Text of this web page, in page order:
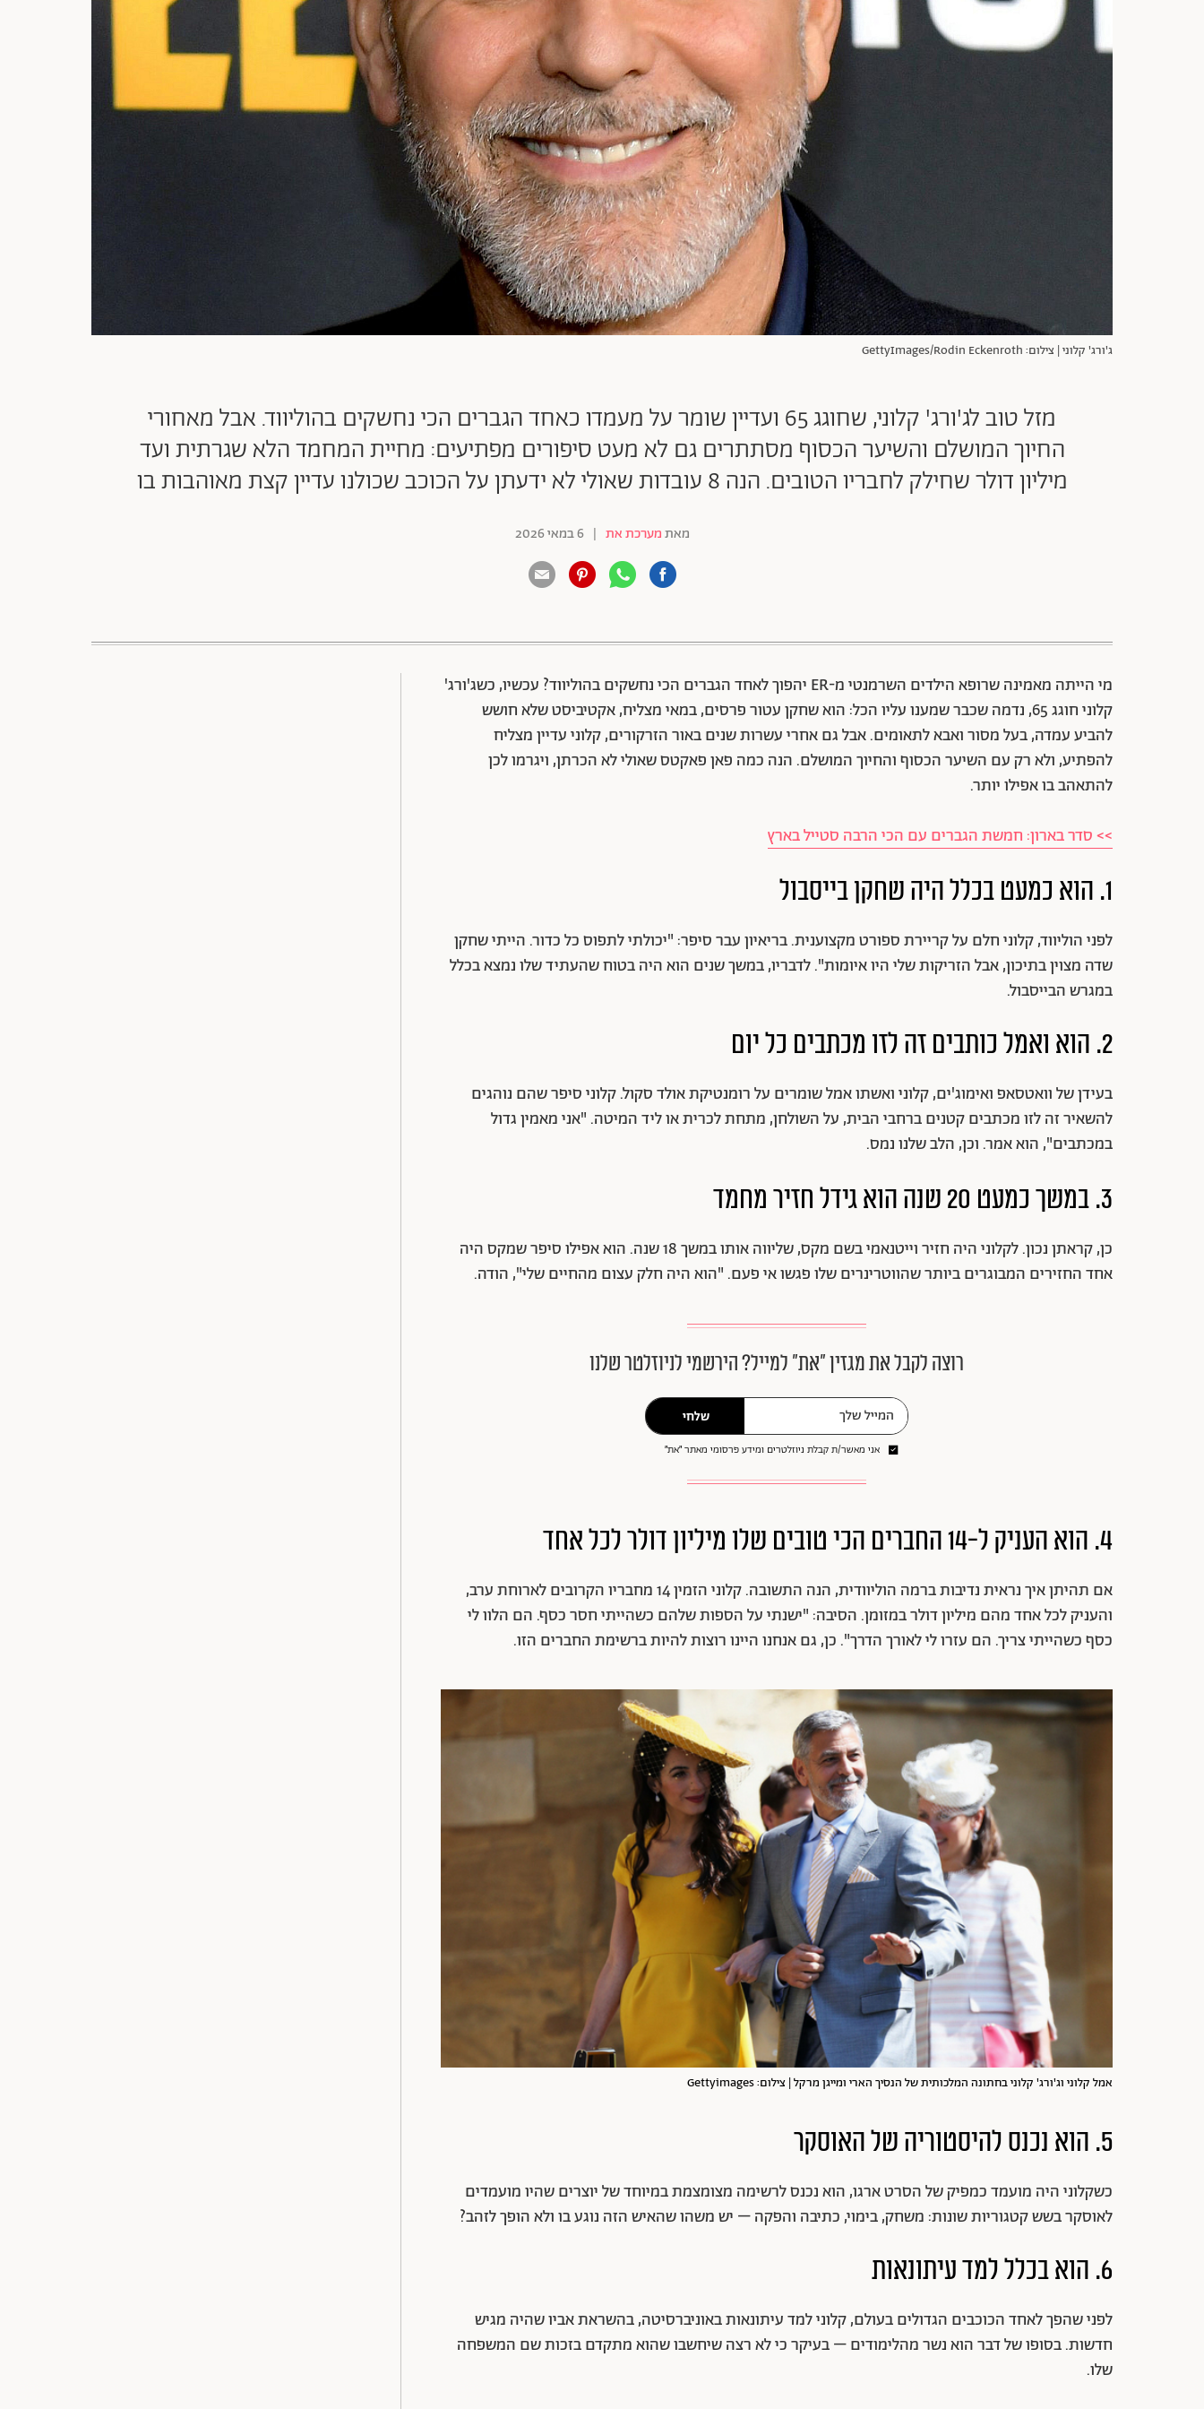
ג'ורג' קלוני | צילום: GettyImages/Rodin Eckenroth
מזל טוב לג'ורג' קלוני, שחוגג 65 ועדיין שומר על מעמדו כאחד הגברים הכי נחשקים בהוליווד. אבל מאחורי
החיוך המושלם והשיער הכסוף מסתתרים גם לא מעט סיפורים מפתיעים: מחיית המחמד הלא שגרתית ועד
מיליון דולר שחילק לחבריו הטובים. הנה 8 עובדות שאולי לא ידעתן על הכוכב שכולנו עדיין קצת מאוהבות בו
מאתמערכת את | 6 במאי 2026
מי הייתה מאמינה שרופא הילדים השרמנטי מ-ER יהפוך לאחד הגברים הכי נחשקים בהוליווד? עכשיו, כשג'ורג'
קלוני חוגג 65, נדמה שכבר שמענו עליו הכל: הוא שחקן עטור פרסים, במאי מצליח, אקטיביסט שלא חושש
להביע עמדה, בעל מסור ואבא לתאומים. אבל גם אחרי עשרות שנים באור הזרקורים, קלוני עדיין מצליח
להפתיע, ולא רק עם השיער הכסוף והחיוך המושלם. הנה כמה פאן פאקטס שאולי לא הכרתן, ויגרמו לכן
להתאהב בו אפילו יותר.
>> סדר בארון: חמשת הגברים עם הכי הרבה סטייל בארץ
1. הוא כמעט בכלל היה שחקן בייסבול
לפני הוליווד, קלוני חלם על קריירת ספורט מקצוענית. בריאיון עבר סיפר: "יכולתי לתפוס כל כדור. הייתי שחקן
שדה מצוין בתיכון, אבל הזריקות שלי היו איומות". לדבריו, במשך שנים הוא היה בטוח שהעתיד שלו נמצא בכלל
במגרש הבייסבול.
2. הוא ואמל כותבים זה לזו מכתבים כל יום
בעידן של וואטסאפ ואימוג'ים, קלוני ואשתואמלשומרים על רומנטיקת אולד סקול. קלוני סיפר שהם נוהגים
להשאיר זה לזו מכתבים קטנים ברחבי הבית, על השולחן, מתחת לכרית או ליד המיטה. "אני מאמין גדול
במכתבים", הוא אמר. וכן, הלב שלנו נמס.
3. במשך כמעט 20 שנה הוא גידל חזיר מחמד
כן, קראתן נכון. לקלוני היה חזיר וייטנאמי בשם מקס, שליווה אותו במשך 18 שנה. הוא אפילו סיפר שמקס היה
אחד החזירים המבוגרים ביותר שהווטרינרים שלו פגשו אי פעם. "הוא היה חלק עצום מהחיים שלי", הודה.
רוצה לקבל את מגזין ״את״ למייל? הירשמי לניוזלטר שלנו
שלחי
אני מאשר/ת קבלת ניוזלטרים ומידע פרסומי מאתר ״את״
4. הוא העניק ל-14 החברים הכי טובים שלו מיליון דולר לכל אחד
אם תהיתן איך נראית נדיבות ברמה הוליוודית, הנה התשובה. קלוני הזמין 14 מחבריו הקרובים לארוחת ערב,
והעניק לכל אחד מהם מיליון דולר במזומן. הסיבה: "ישנתי על הספות שלהם כשהייתי חסר כסף. הם הלוו לי
כסף כשהייתי צריך. הם עזרו לי לאורך הדרך". כן, גם אנחנו היינו רוצות להיות ברשימת החברים הזו.
אמל קלוני וג'ורג' קלוני בחתונה המלכותית של הנסיך הארי ומייגן מרקל | צילום: Gettyimages
5. הוא נכנס להיסטוריה של האוסקר
כשקלוני היה מועמד כמפיק של הסרטארגו, הוא נכנס לרשימה מצומצמת במיוחד של יוצרים שהיו מועמדים
לאוסקר בשש קטגוריות שונות: משחק, בימוי, כתיבה והפקה – יש משהו שהאיש הזה נוגע בו ולא הופך לזהב?
6. הוא בכלל למד עיתונאות
לפני שהפך לאחד הכוכבים הגדולים בעולם, קלוני למד עיתונאות באוניברסיטה, בהשראת אביו שהיה מגיש
חדשות. בסופו של דבר הוא נשר מהלימודים – בעיקר כי לא רצה שיחשבו שהוא מתקדם בזכות שם המשפחה
שלו.